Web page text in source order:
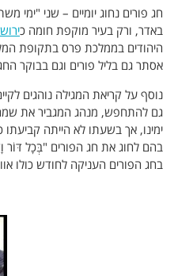
חג פורים נחוג יומיים – שני "ימי
באדר, ורק בעיר מוקפת חומה כ
היהודים בממלכת פרס בתקופת
אסתר גם בליל פורים וגם בבוקר
נוסף על קריאת המגילה נוהגים
גם להתחפש, מנהג המגביר את
ימינו, אך בשעתו לא הייתה
בהם לחוג את חג הפורים "בְּכָל דּוֹר
בחג הפורים העניקה לחודש כולו